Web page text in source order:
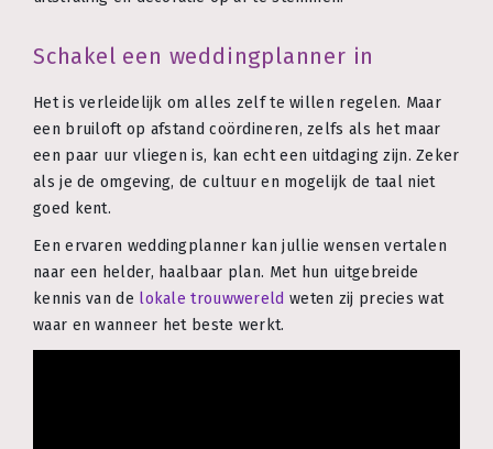
Schakel een weddingplanner in
Het is verleidelijk om alles zelf te willen regelen. Maar
een bruiloft op afstand coördineren, zelfs als het maar
een paar uur vliegen is, kan echt een uitdaging zijn. Zeker
als je de omgeving, de cultuur en mogelijk de taal niet
goed kent.
Een ervaren weddingplanner kan jullie wensen vertalen
naar een helder, haalbaar plan. Met hun uitgebreide
kennis van de lokale trouwwereld weten zij precies wat
waar en wanneer het beste werkt.